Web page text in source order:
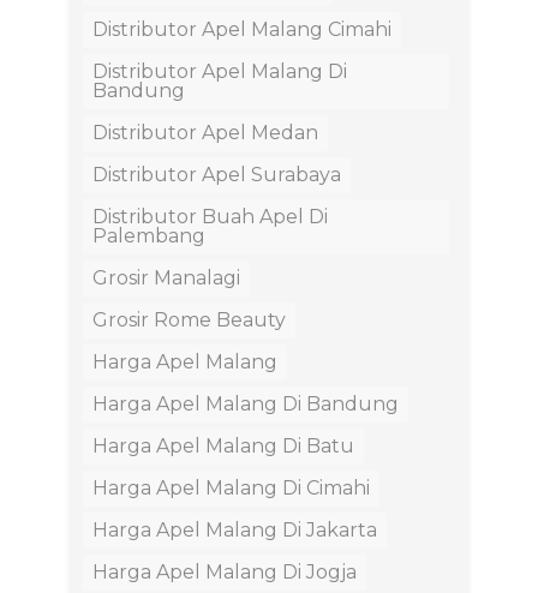
Distributor Apel Malang Cimahi
Distributor Apel Malang Di
Bandung
Distributor Apel Medan
Distributor Apel Surabaya
Distributor Buah Apel Di
Palembang
Grosir Manalagi
Grosir Rome Beauty
Harga Apel Malang
Harga Apel Malang Di Bandung
Harga Apel Malang Di Batu
Harga Apel Malang Di Cimahi
Harga Apel Malang Di Jakarta
Harga Apel Malang Di Jogja